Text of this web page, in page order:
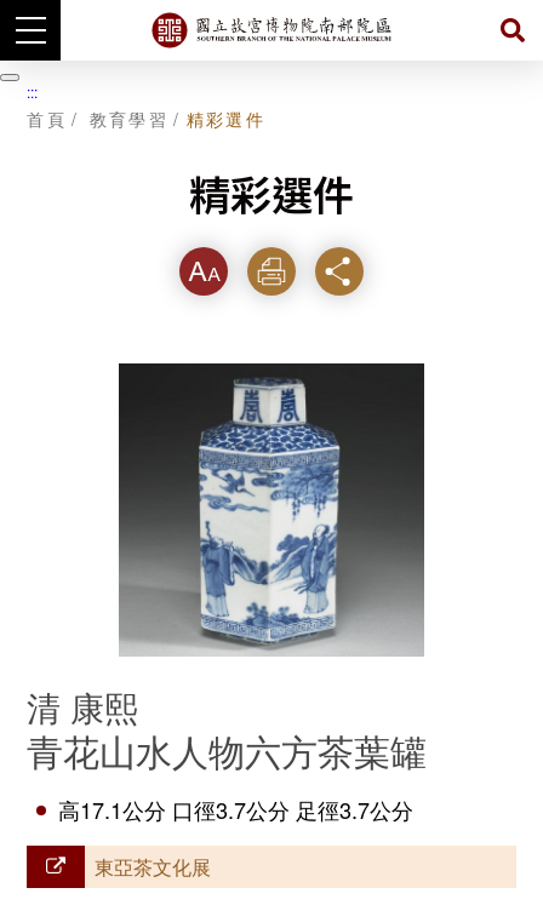
跳
到
暫
停
:::
首頁 教育學習 精彩選件
精彩選件
字級 列印 分享
清 康熙
青花山水人物六方茶葉罐
高17.1公分 口徑3.7公分 足徑3.7公分
東亞茶文化展